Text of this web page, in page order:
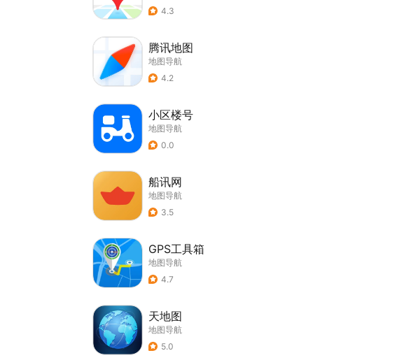
4.3
腾讯地图
地图导航
4.2
小区楼号
地图导航
0.0
船讯网
地图导航
3.5
GPS工具箱
地图导航
4.7
天地图
地图导航
5.0